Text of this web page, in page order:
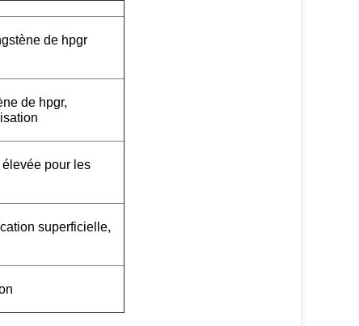
de hpgr
de hpgr,
pour les
superficielle,